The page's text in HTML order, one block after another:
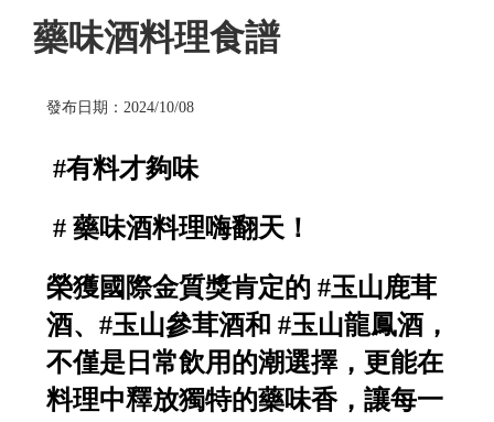
藥味酒料理食譜
發布日期：2024/10/08
#有料才夠味
# 藥味酒料理嗨翻天！
榮獲國際金質獎肯定的 #玉山鹿茸
酒、#玉山參茸酒和 #玉山龍鳳酒，
不僅是日常飲用的潮選擇，更能在
料理中釋放獨特的藥味香，讓每一